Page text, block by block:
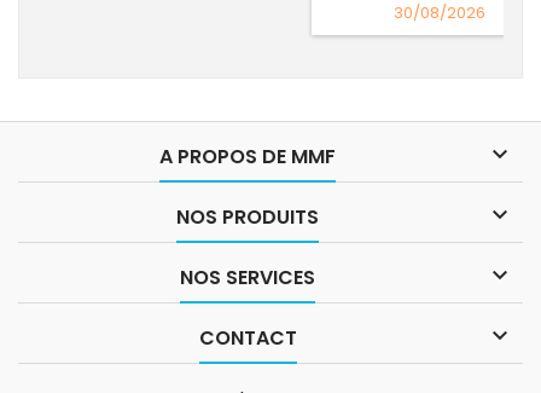
30/08/2026
A PROPOS DE MMF 
NOS PRODUITS 
NOS SERVICES 
CONTACT 